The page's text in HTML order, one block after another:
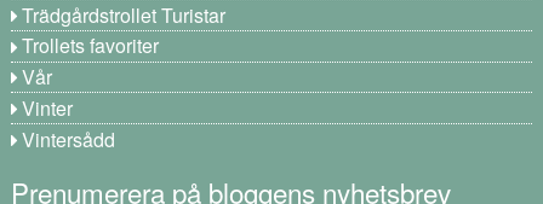
Trädgårdstrollet Turistar
Trollets favoriter
Vår
Vinter
Vintersådd
Prenumerera på bloggens nyhetsbrev